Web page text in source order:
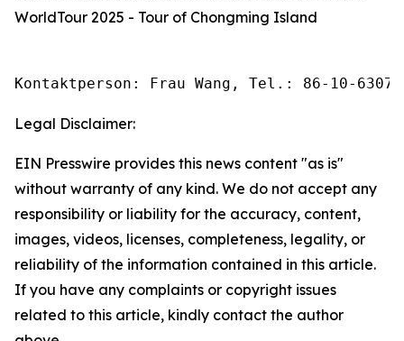
WorldTour 2025 - Tour of Chongming Island
Kontaktperson: Frau Wang, Tel.: 86-10-
Legal Disclaimer:
EIN Presswire provides this news content "as is"
without warranty of any kind. We do not accept any
responsibility or liability for the accuracy, content,
images, videos, licenses, completeness, legality, or
reliability of the information contained in this article.
If you have any complaints or copyright issues
related to this article, kindly contact the author